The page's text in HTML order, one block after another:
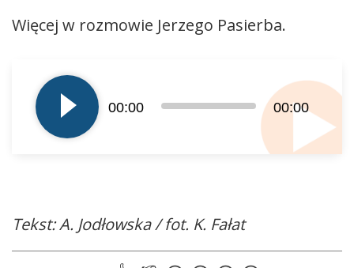
Więcej w rozmowie Jerzego Pasierba.
plików
dźwiękowych
00:00 00:00
Tekst: A. Jodłowska / fot. K. Fałat